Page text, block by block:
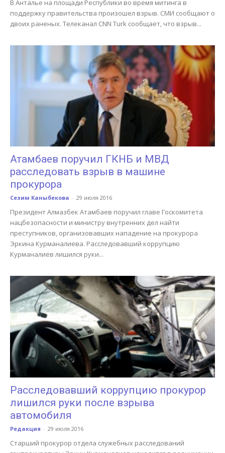
В Анталье на площади Республики во время митинга в
поддержку правительства произошел взрыв. СМИ сообщают о
двоих раненых. Телеканал CNN Turk сообщает, что взрыв...
Атамбаев поручил ГКНБ и МВД
расследовать взрыв в машине
прокурора
Сезим Каныбекова - 29 июля 2016
Президент Алмазбек Атамбаев поручил главе Госкомитета
нацбезопасности и министру внутренних дел найти
преступников, организовавших нападение на прокурора
Эркина Курманалиева. Расследовавший коррупцию
Курманалиев лишился руки...
Расследовавший коррупцию прокурор
лишился руки после взрыва
автомобиля
Редакция - 29 июля 2016
Старший прокурор отдела служебных расследований